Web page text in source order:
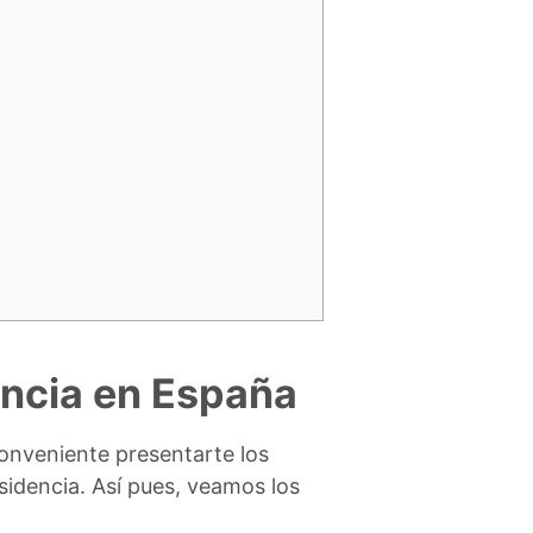
en España
presentarte los
Así pues, veamos los